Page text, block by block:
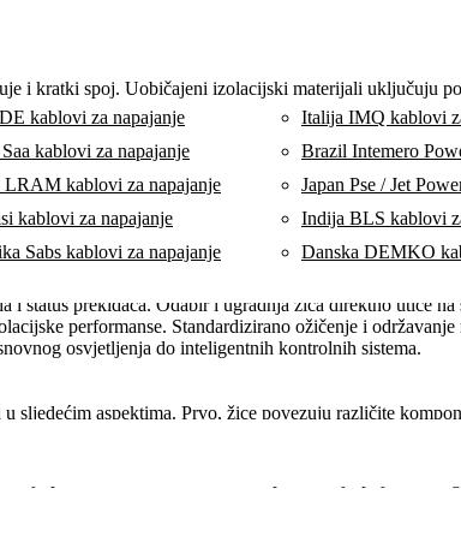
kablovi za napajanje Italija IMQ kablovi
kablovi za napajanje Brazil Intemero
LRAM kablovi za napajanje Japan Pse / Jet
kablovi za napajanje Indija BLS kablovi
Sabs kablovi za napajanje Danska DEMKO
odličnu provodljivost. Promjer i materijal vodiča direktno
i kratki spoj. Uobičajeni izolacijski materijali
oduprle mehaničkim oštećenjima, hemijskoj koroziji i
sigurnu distribuciju električne energije iz izvora
status prekidača. Odabir i ugradnja žica direktno utiče
performanse. Standardizirano ožičenje i
osvjetljenja do inteligentnih kontrolnih sistema.
sljedećim aspektima. Prvo, žice povezuju različite
precizna kontrola i nadzor proizvodnje. Drugo, odabir
smetnje, dok uređaji velike snage zahtijevaju
problema. Sve u svemu, žice podržavaju prijenos